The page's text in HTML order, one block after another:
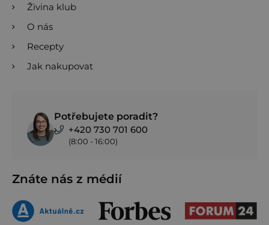
Živina klub
O nás
Recepty
Jak nakupovat
Potřebujete poradit?
+420 730 701 600
(8:00 - 16:00)
Znáte nás z médií